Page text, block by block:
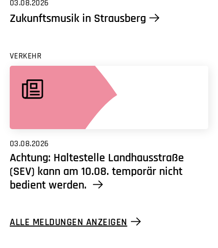
03.08.2026
Zukunftsmusik in Strausberg
VERKEHR
03.08.2026
Achtung: Haltestelle Landhausstraße
(SEV) kann am 10.08. temporär nicht
bedient werden.
ALLE MELDUNGEN ANZEIGEN